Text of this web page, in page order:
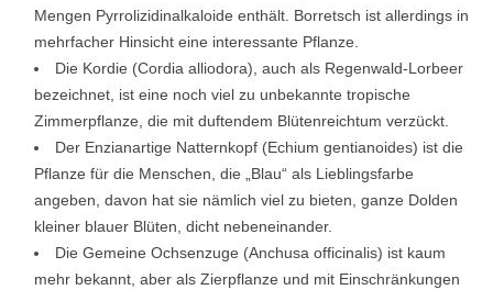
Mengen Pyrrolizidinalkaloide enthält. Borretsch ist allerdings in
mehrfacher Hinsicht eine interessante Pflanze.
Die Kordie (Cordia alliodora), auch als Regenwald-Lorbeer
bezeichnet, ist eine noch viel zu unbekannte tropische
Zimmerpflanze, die mit duftendem Blütenreichtum verzückt.
Der Enzianartige Natternkopf (Echium gentianoides) ist die
Pflanze für die Menschen, die „Blau“ als Lieblingsfarbe
angeben, davon hat sie nämlich viel zu bieten, ganze Dolden
kleiner blauer Blüten, dicht nebeneinander.
Die Gemeine Ochsenzuge (Anchusa officinalis) ist kaum
mehr bekannt, aber als Zierpflanze und mit Einschränkungen